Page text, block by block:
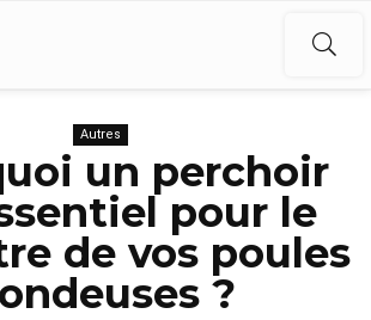
Autres
un perchoir
pour le
de vos poules
?